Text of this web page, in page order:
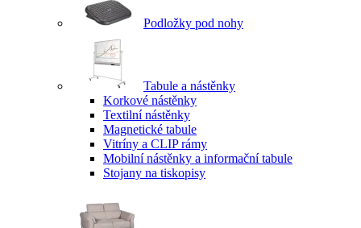
Podložky pod nohy
Tabule a nástěnky
Korkové nástěnky
Textilní nástěnky
Magnetické tabule
Vitríny a CLIP rámy
Mobilní nástěnky a informační tabule
Stojany na tiskopisy